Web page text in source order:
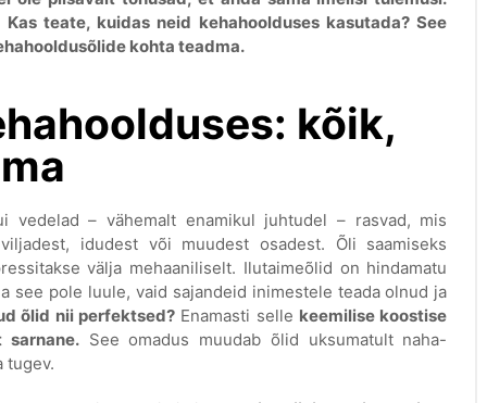
teate, kuidas neid kehahoolduses kasutada? See
kohta teadma.
kõik,
– vähemalt enamikul juhtudel – rasvad, mis
idudest või muudest osadest. Õli saamiseks
välja mehaaniliselt. Ilutaimeõlid on hindamatu
see pole luule, vaid sajandeid inimestele teada olnud ja
õlid nii perfektsed?Enamasti selle keemilise koostise
See omadus muudab õlid uksumatult naha-
tugev.